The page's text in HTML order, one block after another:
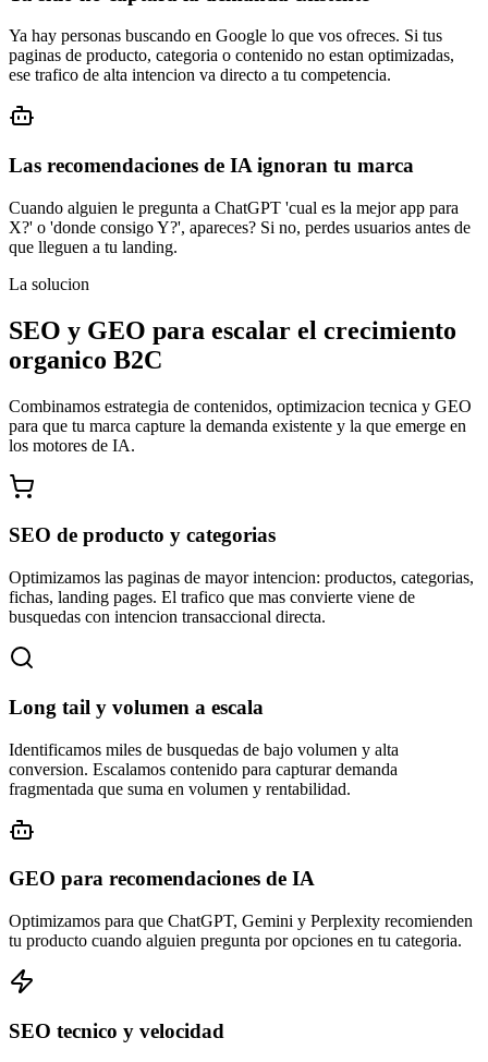
Ya hay personas buscando en Google lo que vos ofreces. Si tus
paginas de producto, categoria o contenido no estan optimizadas,
ese trafico de alta intencion va directo a tu competencia.
Las recomendaciones de IA ignoran tu marca
Cuando alguien le pregunta a ChatGPT 'cual es la mejor app para
X?' o 'donde consigo Y?', apareces? Si no, perdes usuarios antes de
que lleguen a tu landing.
La solucion
SEO y GEO para escalar el crecimiento
organico B2C
Combinamos estrategia de contenidos, optimizacion tecnica y GEO
para que tu marca capture la demanda existente y la que emerge en
los motores de IA.
SEO de producto y categorias
Optimizamos las paginas de mayor intencion: productos, categorias,
fichas, landing pages. El trafico que mas convierte viene de
busquedas con intencion transaccional directa.
Long tail y volumen a escala
Identificamos miles de busquedas de bajo volumen y alta
conversion. Escalamos contenido para capturar demanda
fragmentada que suma en volumen y rentabilidad.
GEO para recomendaciones de IA
Optimizamos para que ChatGPT, Gemini y Perplexity recomienden
tu producto cuando alguien pregunta por opciones en tu categoria.
SEO tecnico y velocidad